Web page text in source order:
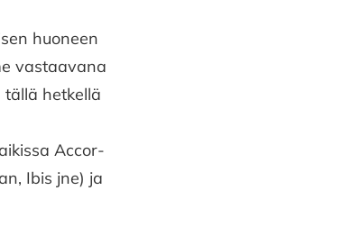
huoneen
vastaavana
hetkellä
Accor-
Ibis jne) ja